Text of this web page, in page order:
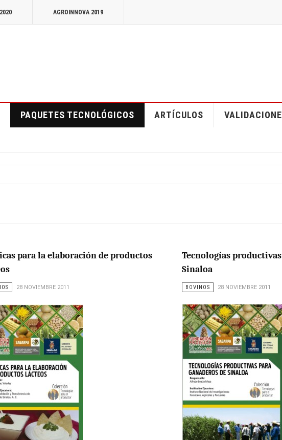
AGROINNOVA 2019
PAQUETES TECNOLÓGICOS ARTÍCULOS
para la elaboración de productos
28 NOVIEMBRE 2011
Tecnologías
Sinaloa
BOVINOS 28 NOVIEMBRE 2011